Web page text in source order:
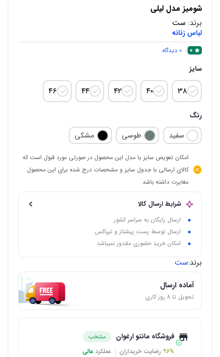
شومیز مدل لیلی
برند: ست
لباس زنانه
0
0 دیدگاه
سایز
۳۸ ۴۰ ۴۲ ۴۴ ۴۶
رنگ
سفید طوسی مشکی
امکان تعویض سایز یا مدل این محصول در صورتی مورد قبول است که
کالای ارسالی با جدول سایز و مشخصات درج شده برای این محصول
مغایرت داشته باشد
شرایط ارسال کالا
ارسال رایگان به سراسر کشور
ارسال توسط پست پیشتاز و تیپاکس
امکان خرید حضوری مقدور نمیباشد
برند:ست
آماده ارسال
تحویل تا 8 روز کاری
فروشگاه مانتو ارغوان
منتخب
96% رضایت خریداران عملکرد عالی